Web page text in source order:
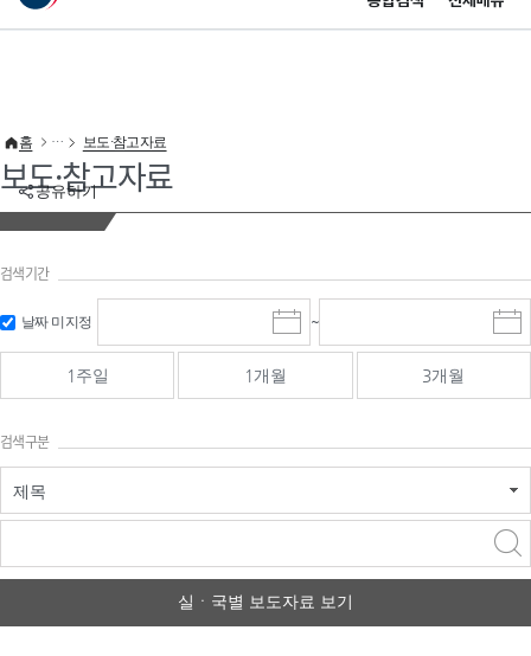
이 누리집은 대한민국 공식 전자정부 누리집입니다.
공유하기
홈 보도·참고자료
보도·참고자료
검색기간
날짜 미지정
시
작
일
선
~
종
료
선
1주일 1개월 3개월
검색구분
제목
실ㆍ국별 보도자료 보기